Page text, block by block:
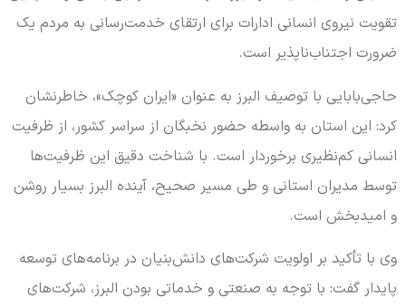
تقویت نیروی انسانی ادارات برای ارتقای خدمت‌رسانی به مردم یک
ضرورت اجتناب‌ناپذیر است.
حاجی‌بابایی با توصیف البرز به عنوان «ایران کوچک»، خاطرنشان
کرد: این استان به واسطه حضور نخبگان از سراسر کشور، از ظرفیت
انسانی کم‌نظیری برخوردار است. با شناخت دقیق این ظرفیت‌ها
توسط مدیران استانی و طی مسیر صحیح، آینده البرز بسیار روشن
و امیدبخش است.
وی با تأکید بر اولویت شرکت‌های دانش‌بنیان در برنامه‌های توسعه
پایدار گفت: با توجه به صنعتی و خدماتی بودن البرز، شرکت‌های